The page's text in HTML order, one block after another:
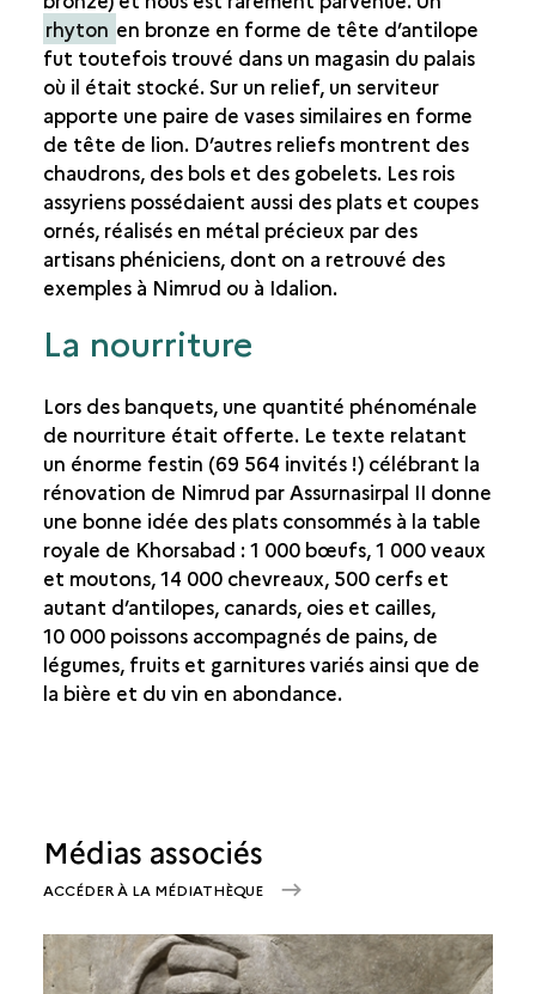
rhyton en bronze en forme de tête d’antilope
fut toutefois trouvé dans un magasin du palais
où il était stocké. Sur un relief, un serviteur
apporte une paire de vases similaires en forme
de tête de lion. D’autres reliefs montrent des
chaudrons, des bols et des gobelets. Les rois
assyriens possédaient aussi des plats et coupes
ornés, réalisés en métal précieux par des
artisans phéniciens, dont on a retrouvé des
exemples à Nimrud ou à Idalion.
La nourriture
Lors des banquets, une quantité phénoménale
de nourriture était offerte. Le texte relatant
un énorme festin (69 564 invités !) célébrant la
rénovation de Nimrud par Assurnasirpal II donne
une bonne idée des plats consommés à la table
royale de Khorsabad : 1 000 bœufs, 1 000 veaux
et moutons, 14 000 chevreaux, 500 cerfs et
autant d’antilopes, canards, oies et cailles,
10 000 poissons accompagnés de pains, de
légumes, fruits et garnitures variés ainsi que de
la bière et du vin en abondance.
Médias associés
ACCÉDER À LA MÉDIATHÈQUE